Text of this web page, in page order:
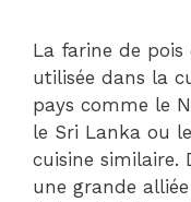
La farine de
utilisée dans la
pays comme le
le Sri Lanka ou
cuisine similaire.
une grande